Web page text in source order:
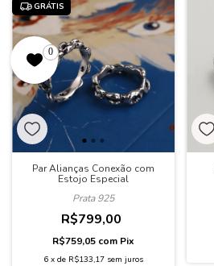
GRÁTIS
Par Alianças Conexão com
Estojo Especial
Prata 925
R$799,00
R$759,05 com Pix
6 x de R$133,17 sem juros
0